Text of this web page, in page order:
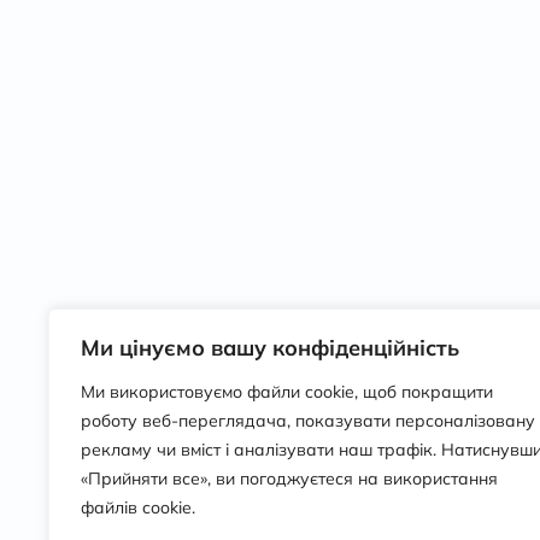
Ми цінуємо вашу конфіденційність
Ми використовуємо файли cookie, щоб покращити
роботу веб-переглядача, показувати персоналізовану
рекламу чи вміст і аналізувати наш трафік.
«Прийняти все», ви погоджуєтеся на використання
файлів cookie.